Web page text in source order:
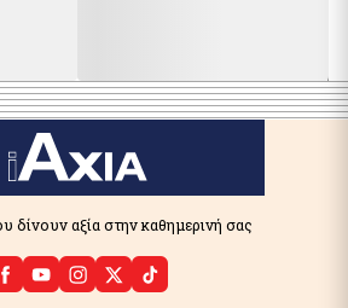
δίνουν αξία στην καθημερινή σας